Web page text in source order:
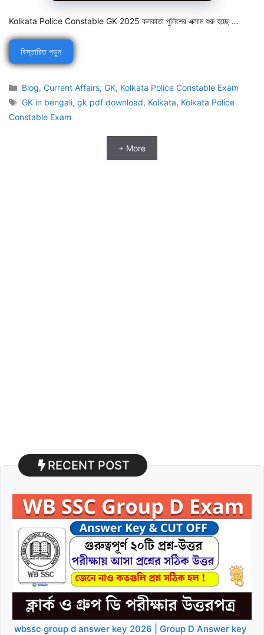
Kolkata Police Constable GK 2025 কলকাতা পুলিশের এক্সাম শুরু হচ্ছে …
বিস্তারিত পড়ুন
Categories
Blog,Current Affairs,GK, Kolkata Police Constable Exam
Tags
GK in bengali,gk pdf download, Kolkata, Kolkata Police
Constable Exam
+ More
RECENT POST
wbssc group d answer key 2026 | Group D Answer key